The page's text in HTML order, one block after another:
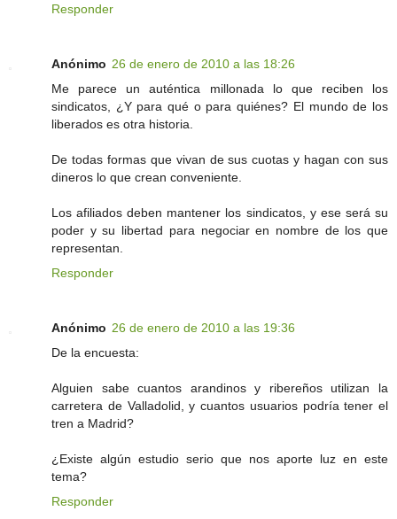
Responder
Anónimo 26 de enero de 2010 a las 18:26
Me parece un auténtica millonada lo que reciben los
sindicatos, ¿Y para qué o para quiénes? El mundo de los
liberados es otra historia.
De todas formas que vivan de sus cuotas y hagan con sus
dineros lo que crean conveniente.
Los afiliados deben mantener los sindicatos, y ese será su
poder y su libertad para negociar en nombre de los que
representan.
Responder
Anónimo 26 de enero de 2010 a las 19:36
De la encuesta:
Alguien sabe cuantos arandinos y ribereños utilizan la
carretera de Valladolid, y cuantos usuarios podría tener el
tren a Madrid?
¿Existe algún estudio serio que nos aporte luz en este
tema?
Responder